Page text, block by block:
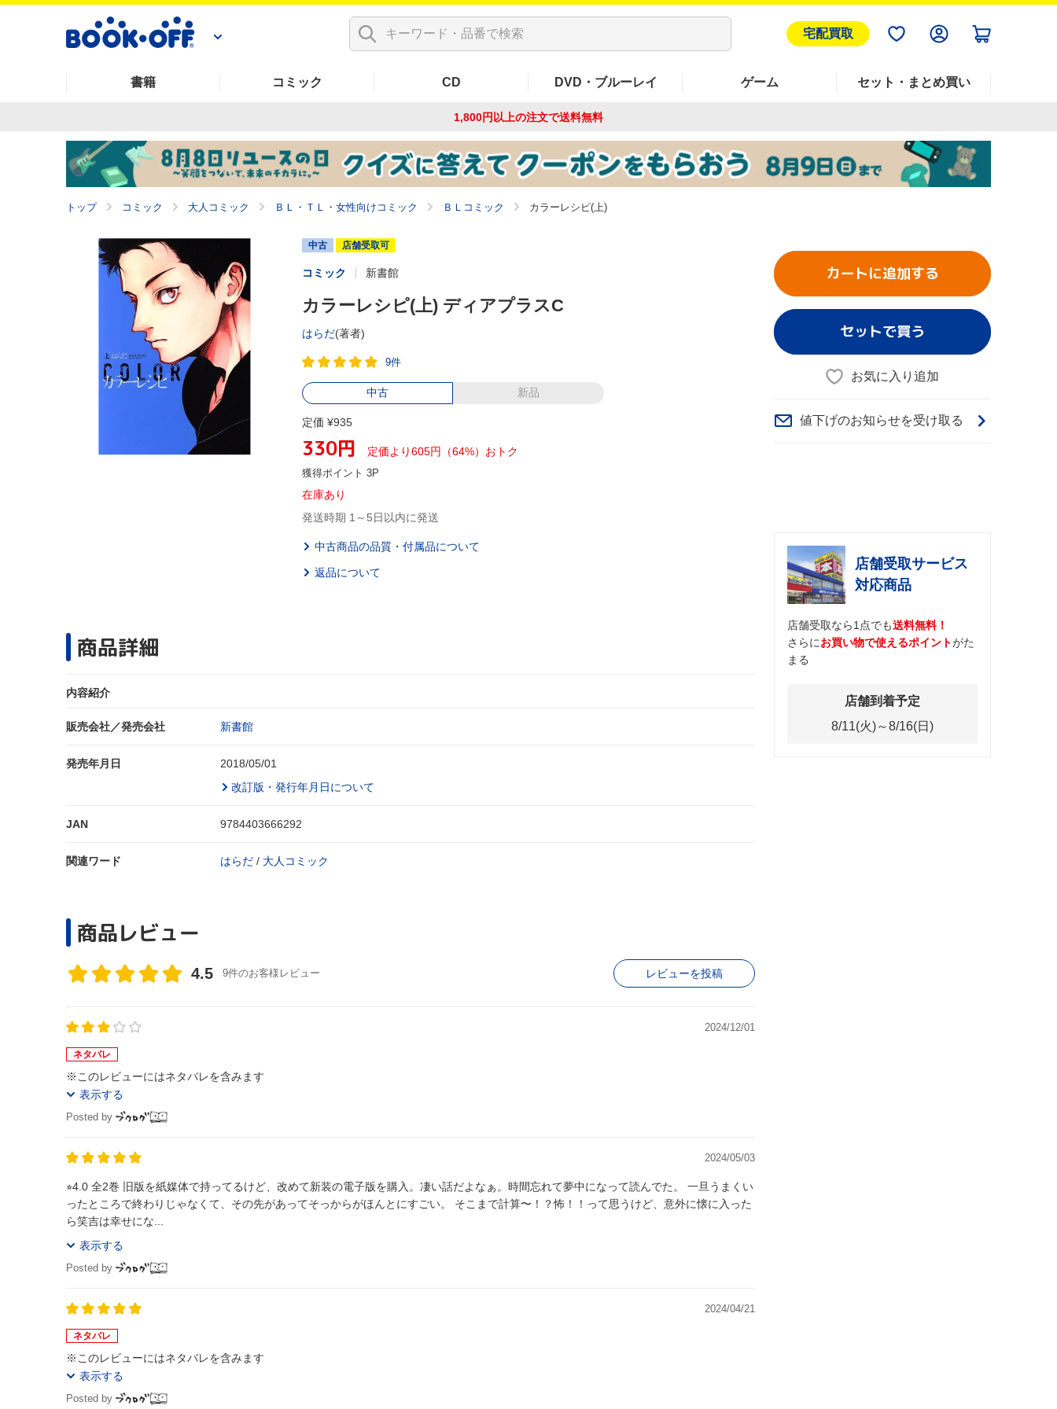
宅配買取
書籍 コミック CD DVD・ブルーレイ ゲーム セット・まとめ買い
1,800円以上の注文で送料無料
トップ コミック 大人コミック ＢＬ・ＴＬ・女性向けコミック ＢＬコミック カラーレシピ(上)
中古 店舗受取可
コミック 新書館
カラーレシピ(上) ディアプラスC
はらだ(著者)
9件
中古 新品
定価 ¥935
330円 定価より605円（64%）おトク
獲得ポイント 3P
在庫あり
発送時期 1～5日以内に発送
中古商品の品質・付属品について
返品について
商品詳細
内容紹介
販売会社／発売会社 新書館
発売年月日
2018/05/01
改訂版・発行年月日について
JAN 9784403666292
関連ワード はらだ / 大人コミック
カートに追加する
セットで買う
お気に入り追加
値下げのお知らせを受け取る
店舗受取サービス
対応商品
店舗受取なら1点でも送料無料！
さらにお買い物で使えるポイントがた
まる
店舗到着予定
8/11(火)～8/16(日)
商品レビュー
4.5 9件のお客様レビュー レビューを投稿
2024/12/01
ネタバレ
※このレビューにはネタバレを含みます
表示する
Posted by
2024/05/03
⭐︎4.0 全2巻 旧版を紙媒体で持ってるけど、改めて新装の電子版を購入。凄い話だよなぁ。時間忘れて夢中になって読んでた。 一旦うまくい
ったところで終わりじゃなくて、その先があってそっからがほんとにすごい。 そこまで計算〜！？怖！！って思うけど、意外に懐に入った
ら笑吉は幸せにな...
表示する
Posted by
2024/04/21
ネタバレ
※このレビューにはネタバレを含みます
表示する
Posted by